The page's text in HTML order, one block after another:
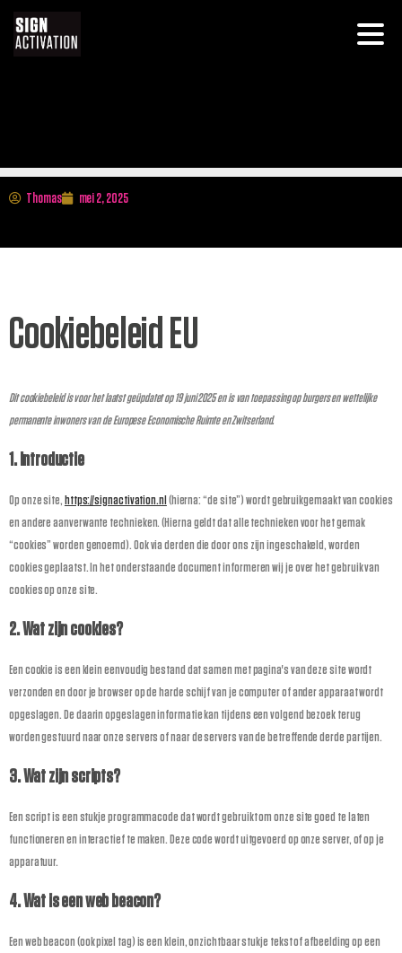
Thomas mei 2, 2025
Cookiebeleid EU
Dit cookiebeleid is voor het laatst geüpdatet op 19 juni 2025 en is van toepassing op burgers en wettelijke
permanente inwoners van de Europese Economische Ruimte en Zwitserland.
1. Introductie
Op onze site, https://signactivation.nl (hierna: “de site”) wordt gebruikgemaakt van cookies
en andere aanverwante technieken. (Hierna geldt dat alle technieken voor het gemak
“cookies” worden genoemd). Ook via derden die door ons zijn ingeschakeld, worden
cookies geplaatst. In het onderstaande document informeren wij je over het gebruik van
cookies op onze site.
2. Wat zijn cookies?
Een cookie is een klein eenvoudig bestand dat samen met pagina's van deze site wordt
verzonden en door je browser op de harde schijf van je computer of ander apparaat wordt
opgeslagen. De daarin opgeslagen informatie kan tijdens een volgend bezoek terug
worden gestuurd naar onze servers of naar de servers van de betreffende derde partijen.
3. Wat zijn scripts?
Een script is een stukje programmacode dat wordt gebruikt om onze site goed te laten
functioneren en interactief te maken. Deze code wordt uitgevoerd op onze server, of op je
apparatuur.
4. Wat is een web beacon?
Een web beacon (ook pixel tag) is een klein, onzichtbaar stukje tekst of afbeelding op een